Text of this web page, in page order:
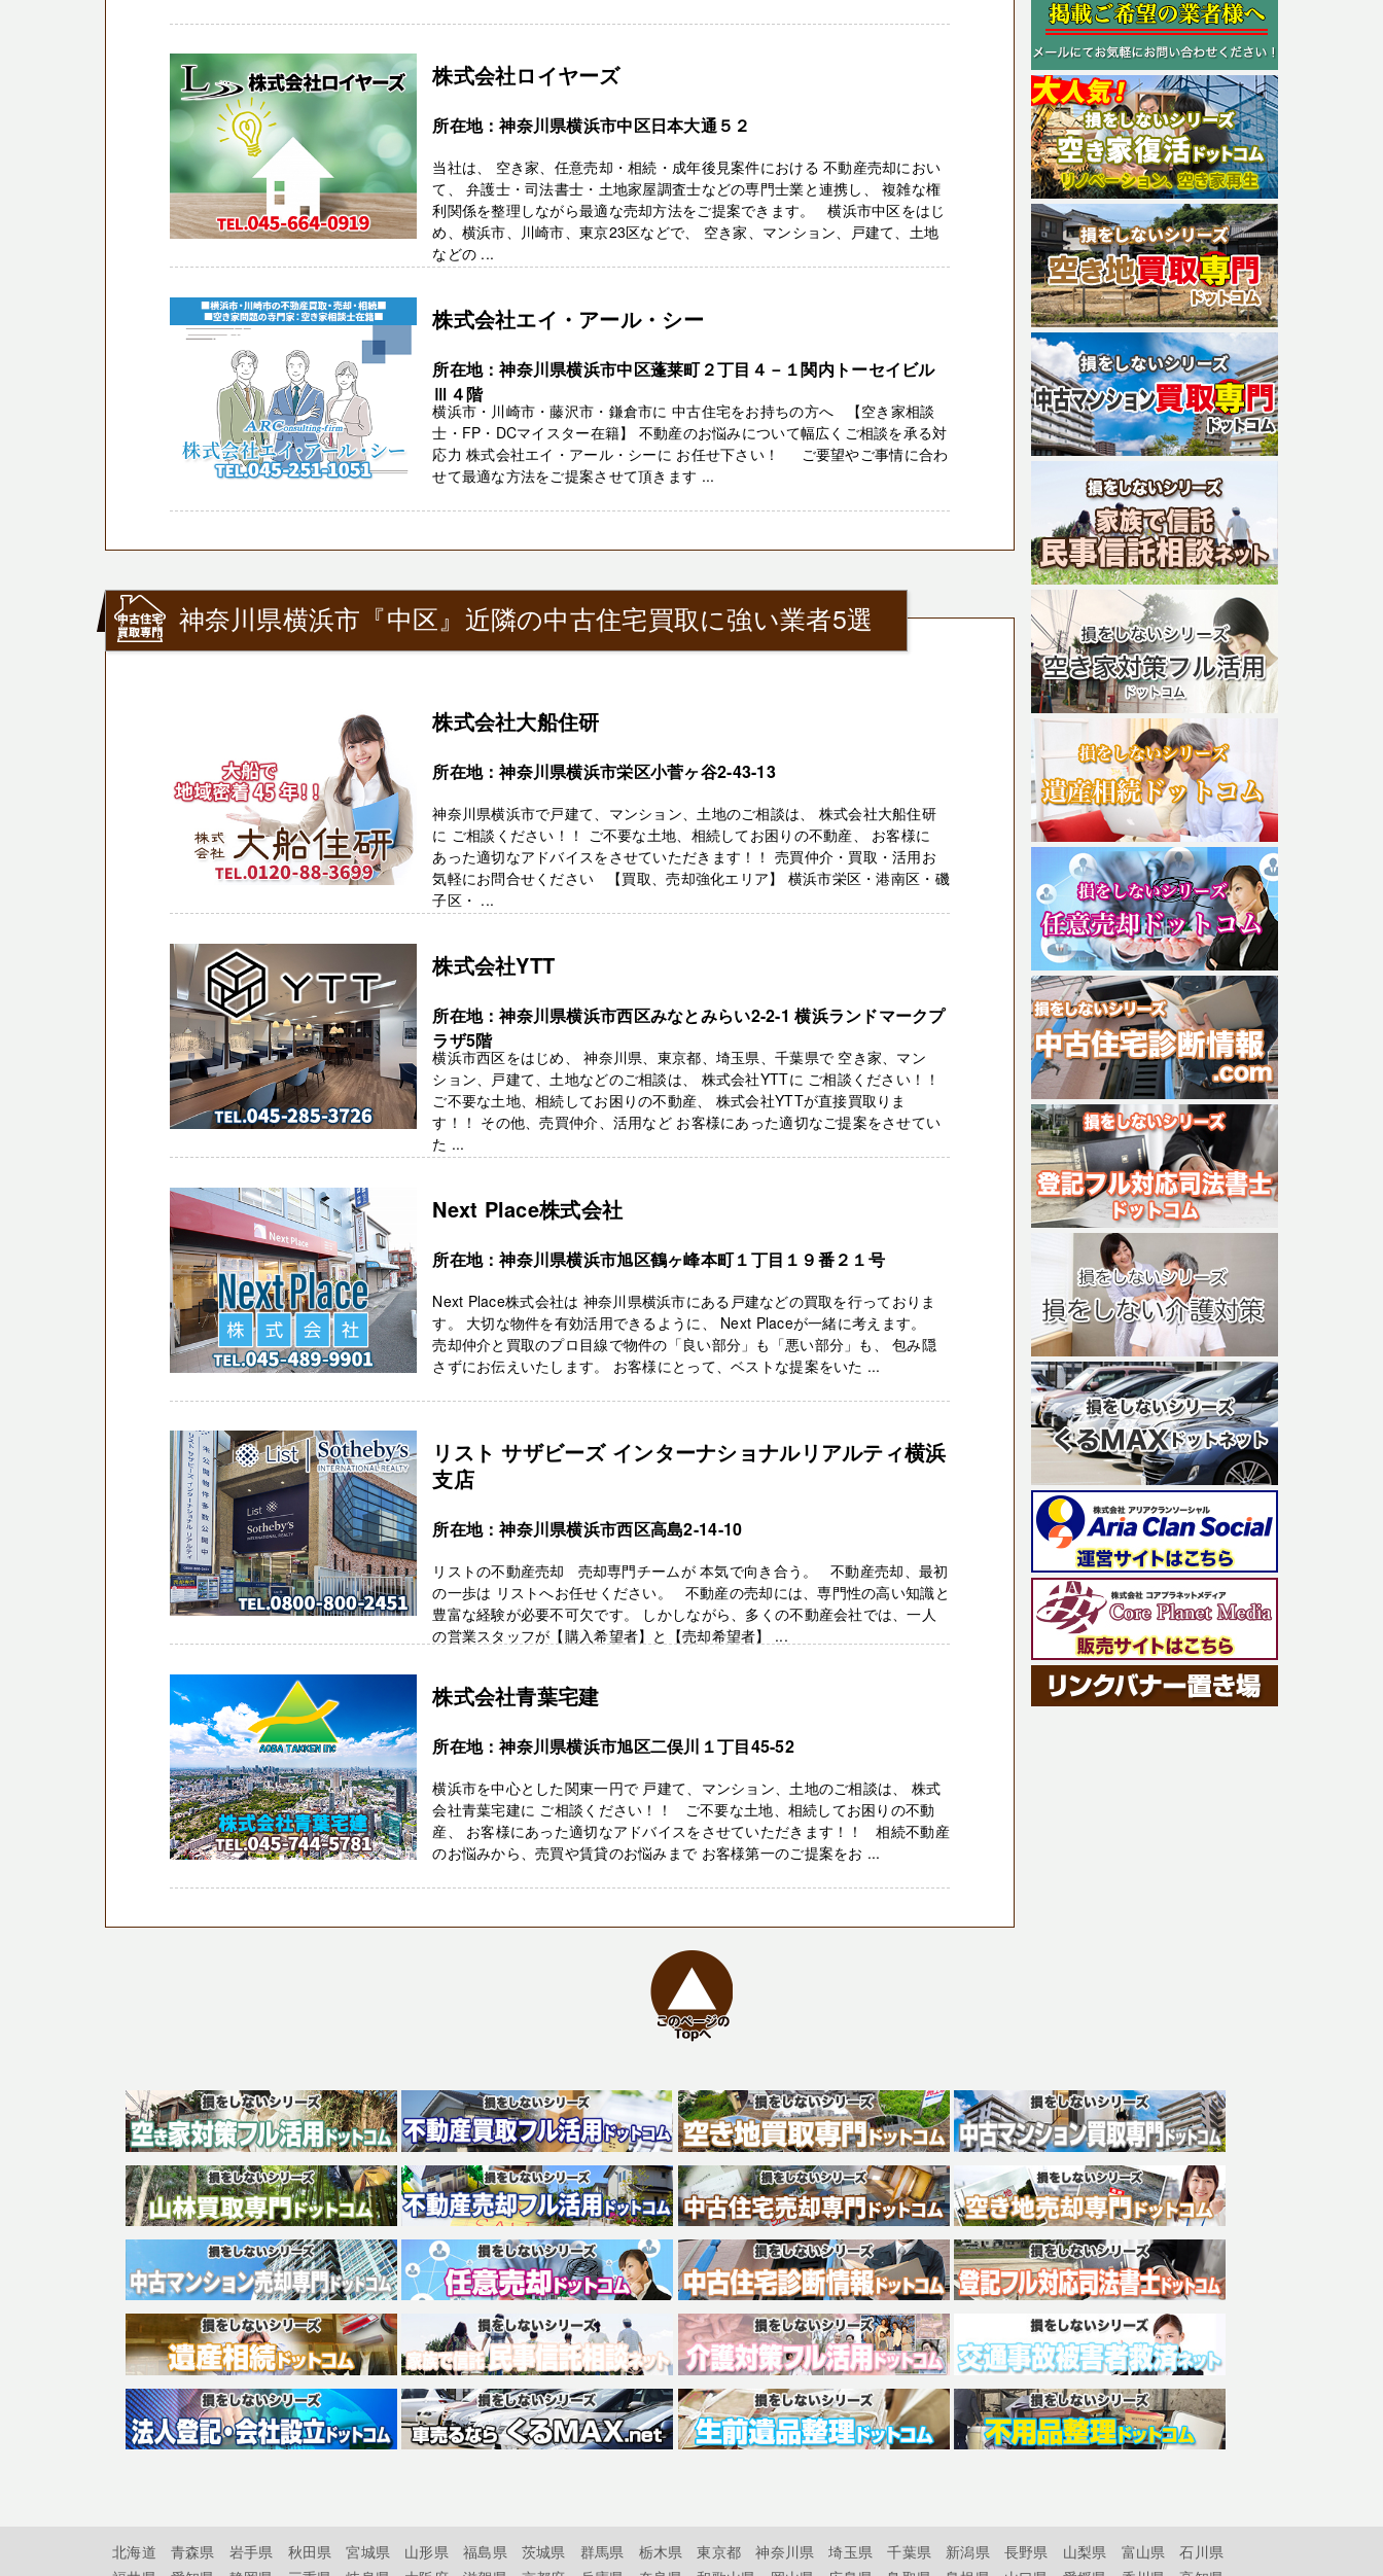
株式会社ロイヤーズ
所在地：神奈川県横浜市中区日本大通５２
当社は、 空き家、任意売却・相続・成年後見案件における 不動産売却におい
て、 弁護士・司法書士・土地家屋調査士などの専門士業と連携し、 複雑な権
利関係を整理しながら最適な売却方法をご提案できます。 横浜市中区をはじ
め、横浜市、川崎市、東京23区などで、 空き家、マンション、戸建て、土地
などの ...
株式会社エイ・アール・シー
所在地：神奈川県横浜市中区蓬莱町２丁目４－１関内トーセイビル
Ⅲ４階
横浜市・川崎市・藤沢市・鎌倉市に 中古住宅をお持ちの方へ 【空き家相談
士・FP・DCマイスター在籍】 不動産のお悩みについて幅広くご相談を承る対
応力 株式会社エイ・アール・シーに お任せ下さい！ ご要望やご事情に合わ
せて最適な方法をご提案させて頂きます ...
神奈川県横浜市『中区』近隣の中古住宅買取に強い業者5選
株式会社大船住研
所在地：神奈川県横浜市栄区小菅ヶ谷2-43-13
神奈川県横浜市で戸建て、マンション、土地のご相談は、 株式会社大船住研
に ご相談ください！！ ご不要な土地、相続してお困りの不動産、 お客様に
あった適切なアドバイスをさせていただきます！！ 売買仲介・買取・活用お
気軽にお問合せください 【買取、売却強化エリア】 横浜市栄区・港南区・磯
子区・ ...
株式会社YTT
所在地：神奈川県横浜市西区みなとみらい2-2-1 横浜ランドマークプ
ラザ5階
横浜市西区をはじめ、 神奈川県、東京都、埼玉県、千葉県で 空き家、マン
ション、戸建て、土地などのご相談は、 株式会社YTTに ご相談ください！！
ご不要な土地、相続してお困りの不動産、 株式会社YTTが直接買取りま
す！！ その他、売買仲介、活用など お客様にあった適切なご提案をさせてい
た ...
Next Place株式会社
所在地：神奈川県横浜市旭区鶴ヶ峰本町１丁目１９番２１号
Next Place株式会社は 神奈川県横浜市にある戸建などの買取を行っておりま
す。 大切な物件を有効活用できるように、 Next Placeが一緒に考えます。
売却仲介と買取のプロ目線で物件の「良い部分」も「悪い部分」も、 包み隠
さずにお伝えいたします。 お客様にとって、ベストな提案をいた ...
リスト サザビーズ インターナショナルリアルティ横浜
支店
所在地：神奈川県横浜市西区高島2-14-10
リストの不動産売却 売却専門チームが 本気で向き合う。 不動産売却、最初
の一歩は リストへお任せください。 不動産の売却には、専門性の高い知識と
豊富な経験が必要不可欠です。 しかしながら、多くの不動産会社では、一人
の営業スタッフが【購入希望者】と【売却希望者】 ...
株式会社青葉宅建
所在地：神奈川県横浜市旭区二俣川１丁目45-52
横浜市を中心とした関東一円で 戸建て、マンション、土地のご相談は、 株式
会社青葉宅建に ご相談ください！！ ご不要な土地、相続してお困りの不動
産、 お客様にあった適切なアドバイスをさせていただきます！！ 相続不動産
のお悩みから、売買や賃貸のお悩みまで お客様第一のご提案をお ...
北海道 青森県 岩手県 秋田県 宮城県 山形県 福島県 茨城県 群馬県 栃木県 東京都 神奈川県 埼玉県 千葉県 新潟県 長野県 山梨県 富山県
石川県